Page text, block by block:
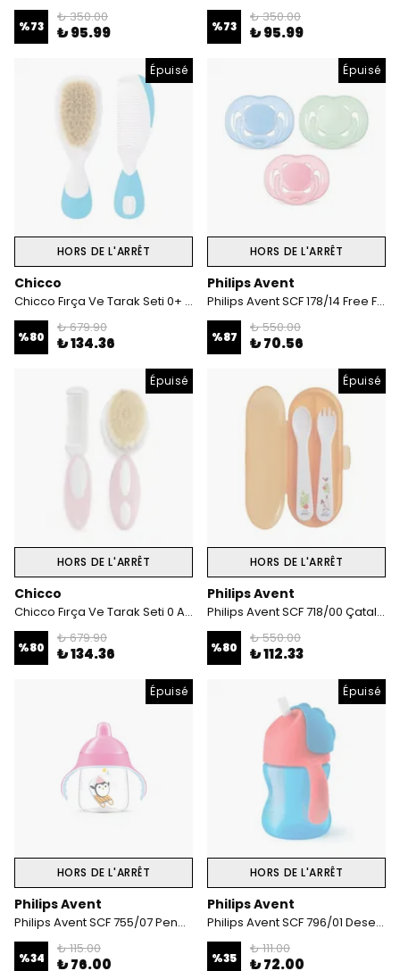
%73
₺ 350.00
₺ 95.99 %73
₺ 350.00
₺ 95.99
Épuisé
HORS DE L'ARRÊT
Chicco
Chicco Fırça Ve Tarak Seti 0+ Mavi
%80
₺ 679.90
₺ 134.36
Épuisé
HORS DE L'ARRÊT
Philips Avent
Philips Avent SCF 178/14 Free Flow 6-18 Ay (Tekli)
%87
₺ 550.00
₺ 70.56
Épuisé
HORS DE L'ARRÊT
Chicco
Chicco Fırça Ve Tarak Seti 0 Ay+ Pembe
%80
₺ 679.90
₺ 134.36
Épuisé
HORS DE L'ARRÊT
Philips Avent
Philips Avent SCF 718/00 Çatal Kaşık Seti 12 Ay+ (Kutulu)
%80
₺ 550.00
₺ 112.33
Épuisé
HORS DE L'ARRÊT
Philips Avent
Philips Avent SCF 755/07 Penguen Damlatmaz Bardak
%34
₺ 115.00
₺ 76.00
Épuisé
HORS DE L'ARRÊT
Philips Avent
Philips Avent SCF 796/01 Desenli Pipetli Bardak 200 ml Erkek
%35
₺ 111.00
₺ 72.00